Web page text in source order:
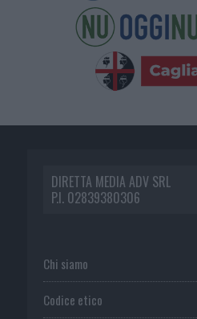
DIRETTA MEDIA ADV SRL
P.I. 02839380306
Chi siamo
Codice etico